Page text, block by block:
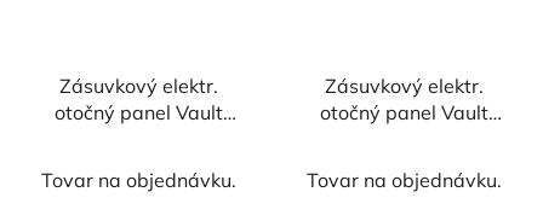
Zásuvkový elektr.
otočný panel Vault
Tovar na objednávku.
Zásuvkový elektr.
otočný panel Vault
Tovar na objednávku.